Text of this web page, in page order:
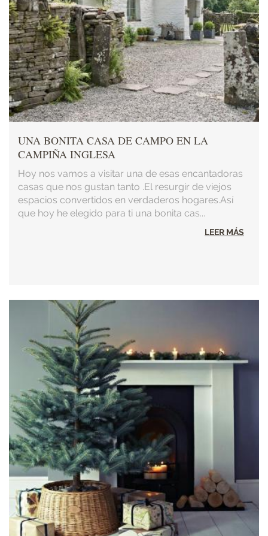
UNA BONITA CASA DE CAMPO EN LA
CAMPIÑA INGLESA
Hoy nos vamos a visitar una de esas encantadoras
casas que nos gustan tanto .El resurgir de viejos
espacios convertidos en verdaderos hogares.Así
que hoy he elegido para ti una bonita cas...
LEER MÁS